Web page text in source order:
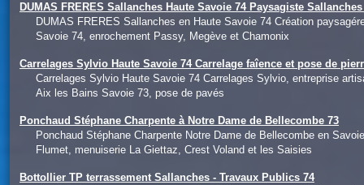
DUMAS FRERES Sallanches Haute Savoie 74 Paysagiste
DUMAS FRERES Sallanches en Haute Savoie 74 Création
Savoie 74, enrochement Passy, Megève et Chamonix
Carrelages Sylvio Haute Savoie 74 Carrelage faîence et pose de
Carrelages Sylvio Haute Savoie 74 Carrelages Sylvio, entreprise
Aix les Bains Savoie 73, pose de pavés
Ponchaud Stéphane Charpente à Notre Dame de Bellecombe 73
Ponchaud Stéphane Charpente Notre Dame de Bellecombe en
Flumet, menuiserie La Giettaz, Crest Voland et les Saisies
Bottollier TP terrassement Sallanches - Travaux Publics 74